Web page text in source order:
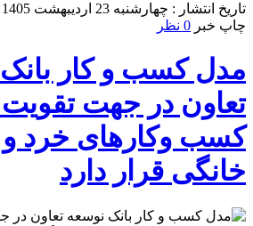
تاریخ انتشار : چهارشنبه 23 اردیبهشت 1405 - 11:57
چاپ خبر 0 نظر
مدل کسب و کار
تعاون در جهت تقویت
کسب وکارهای خرد
خانگی قرار دارد